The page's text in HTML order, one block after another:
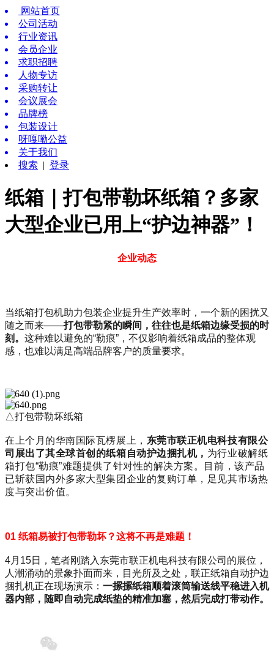
网站首页
公司活动
行业资讯
会员企业
求职招聘
人物专访
采购转让
会议展会
品牌榜
包装设计
呀嘎嘞公益
关于我们
搜索 | 登录
纸箱｜打包带勒坏纸箱？多家
大型企业已用上“护边神器”！
企业动态
当纸箱打包机助力包装企业提升生产效率时，一个新的困扰又
随之而来——打包带勒紧的瞬间，往往也是纸箱边缘受损的时
刻。 这种难以避免的“勒痕”，不仅影响着纸箱成品的整体观
感，也难以满足高端品牌客户的质量要求。
△打包带勒坏纸箱
在上个月的华南国际瓦楞展 上， 东莞市联正机电科技有限公
司展出了其全球首创的纸箱自动护边捆扎机， 为行业破解纸
箱打包“勒痕”难题提供了针对性的解决方案。目前，该产品
已斩获国内外多家大型集团企业的复购订单，足见其市场热
度与突出价值。
01 纸箱易被打包带勒坏？这将不再是难题！
4月15日，笔者刚踏入东莞市联正机电科技有限公司的展位，
人潮涌动的景象扑面而来，目光所及之处，联正纸箱自动护边
捆扎机正在现场演示： 一摞摞纸箱顺着滚筒输送线平稳进入机
器内部，随即自动完成纸垫的精准加塞，然后完成打带动作。